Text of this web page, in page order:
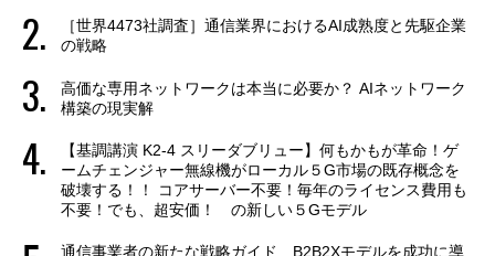
［世界4473社調査］通信業界におけるAI成熟度と先駆企業
の戦略
高価な専用ネットワークは本当に必要か？ AIネットワーク
構築の現実解
【基調講演 K2-4 スリーダブリュー】何もかもが革命！ゲ
ームチェンジャー無線機がローカル５G市場の既存概念を
破壊する！！ コアサーバー不要！毎年のライセンス費用も
不要！でも、超安価！ の新しい５Gモデル
通信事業者の新たな戦略ガイド B2B2Xモデルを成功に導